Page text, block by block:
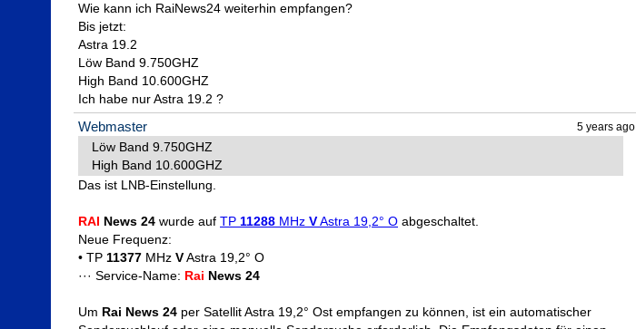
Wie kann ich RaiNews24 weiterhin empfangen?
Bis jetzt:
Astra 19.2
Löw Band 9.750GHZ
High Band 10.600GHZ
Ich habe nur Astra 19.2 ?
5 years ago
Webmaster
Löw Band 9.750GHZ
High Band 10.600GHZ
Das ist LNB-Einstellung.
RAI News 24 wurde auf TP 11288 MHz V Astra 19,2° O abgeschaltet.
Neue Frequenz:
• TP 11377 MHz V Astra 19,2° O
··· Service-Name: Rai News 24
Um Rai News 24 per Satellit Astra 19,2° Ost empfangen zu können, ist ein automatischer